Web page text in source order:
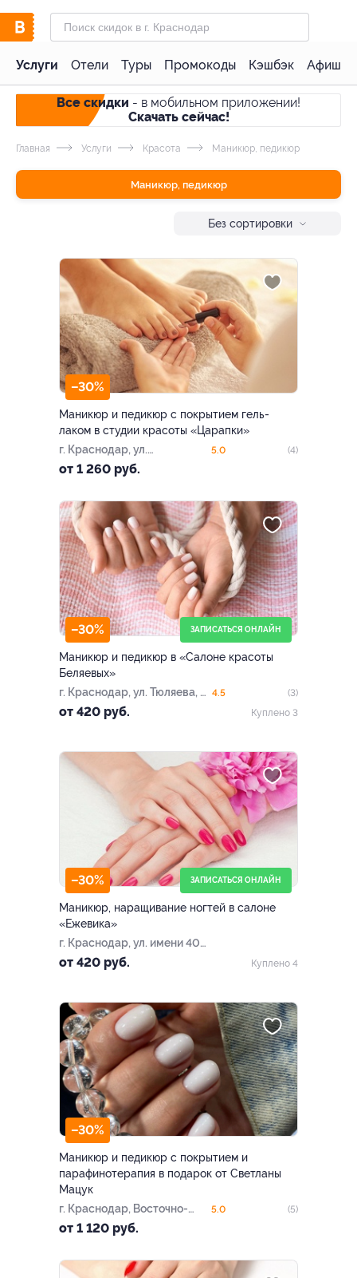
Услуги Отели Туры Промокоды Кэшбэк Афиша
Все скидки - в мобильном приложении!
Скачать сейчас!
Главная Услуги Красота Маникюр, педикюр
Маникюр, педикюр
Без сортировки
–30%
Маникюр и педикюр с покрытием гель-
лаком в студии красоты «Царапки»
г. Краснодар, ул.
Ставропольская, д. 107/10
от 1 260 руб.
5.0 (4)
–30% ЗАПИСАТЬСЯ ОНЛАЙН
Маникюр и педикюр в «Салоне красоты
Беляевых»
г. Краснодар, ул. Тюляева, д.
37/1
от 420 руб.
4.5
(3)
Куплено 3
–30% ЗАПИСАТЬСЯ ОНЛАЙН
Маникюр, наращивание ногтей в салоне
«Ежевика»
г. Краснодар, ул. имени 40-
летия Победы, д. 35/3, эт.
цокольный
от 420 руб. Куплено 4
–30%
Маникюр и педикюр с покрытием и
парафинотерапия в подарок от Светланы
Мацук
г. Краснодар, Восточно-
Кругликовская ул., д. 22/3
от 1 120 руб.
5.0 (5)